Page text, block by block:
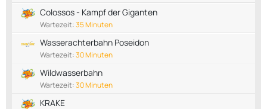
Colossos - Kampf der Giganten
Wartezeit:35 Minuten
Wasserachterbahn Poseidon
Wartezeit:30 Minuten
Wildwasserbahn
Wartezeit:30 Minuten
KRAKE